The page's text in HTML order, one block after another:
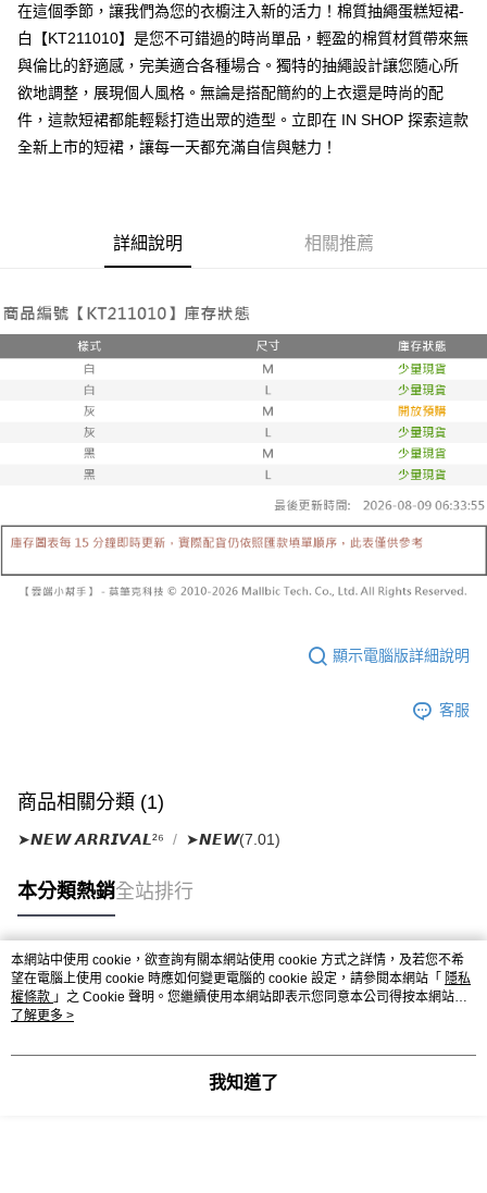
2.付款方式選擇「大哥付你分期」，訂單成立後會自動跳轉到大哥付的交易
流程，驗證手機門號後，選擇欲分期的期數、繳款截止日，確認付款後即完
成交易。
3.實際核准額度、可分期數及費用金額請依後續交易確認頁面所載為準。
4.訂單成立30分鐘內，如未前往確認交易或遇審核未通過，訂單將自動取
法說明評估內容。
【繳款方式說明】
用戶於交易時，得透過本服務購買商品或服務，並由商店將買賣／分期付款
買賣價金債權讓與本公司後，依約使用本公司帳單繳交帳款。
2.基於同意付款使用「大哥付你分期」之契約關係目的，商店將以您的個人
資料（包含姓名、電話或地址）提供予台灣大哥大進項蒐集、處理及利用，
由本公司與您本人進行分期帳單所需資料之確認、核對及更正。
相關說明
【關於「AFTEE先享後付」】
AFTEE先享後付是「在收到商品之後才付款」的支付方式。 讓您購物簡單
便利好安心！
１．簡單：不需註冊會員、不需綁卡、不需儲值。
２．便利：只要手機號碼，簡訊認證，即可結帳。
２．訂單成立數日內，您將收到繳費通知簡訊。
３．收到繳費通知簡訊後14天內，點擊此簡訊中的連結，可透過四大超商／
ATM／網路銀行／等多元方式進行付款，方視為交易完成。
購買商品的店家。未經商家同意取消之訂單仍視為有效，需透過AFTEE先享
後付繳納相關費用。
※ 交易是否成功請以「AFTEE先享後付 」之結帳頁面顯示為準，若有關於
是否繳費成功／繳費後需取消欲退款等相關疑問，請聯繫「AFTEE先享後付
客戶支援中心」
https://netprotections.freshdesk.com/support/home
【注意事項】
１．透過由恩沛科技股份有限公司提供之「AFTEE先享後付」服務完成之交
易，需依本服務之必要範圍內提供個人資料，並將交易相關給付款項請求債
２．關於個人資料處理事宜，請瀏覽以下網址：
https://aftee.tw/terms/#terms3
３．未成年的使用者請事先徵得法定代理人或監護人之同意方可使用
任。
５．嚴禁一人註冊多個帳號或使用他人資訊註冊。若發現惡意使用之情形，
全家取貨付款
每筆NT$60，滿NT$1,600(含以上)免運費
每筆NT$10,000
已關閉，請勿下單(付取)
每筆NT$10,000
7-11取貨付款
每筆NT$60，滿NT$1,800(含以上)免運費
每筆NT$100，滿NT$2,500(含以上)免運費
在這個季節，讓我們為您的衣櫥注入新的活力！棉質抽繩蛋糕短裙-
白【KT211010】是您不可錯過的時尚單品，輕盈的棉質材質帶來無
與倫比的舒適感，完美適合各種場合。獨特的抽繩設計讓您隨心所
欲地調整，展現個人風格。無論是搭配簡約的上衣還是時尚的配
件，這款短裙都能輕鬆打造出眾的造型。立即在 IN SHOP 探索這款
全新上市的短裙，讓每一天都充滿自信與魅力！
詳細說明 相關推薦
顯示電腦版詳細說明
客服
商品相關分類 (1)
➤𝙉𝙀𝙒 𝘼𝙍𝙍𝙄𝙑𝘼𝙇²⁶ ➤𝙉𝙀𝙒(7.01)
本分類熱銷全站排行
熱門標籤
本網站中使用 cookie，欲查詢有關本網站使用 cookie 方式之詳情，及若您不希
望在電腦上使用 cookie 時應如何變更電腦的 cookie 設定，請參閱本網站「 隱私
權條款 」之 Cookie 聲明。您繼續使用本網站即表示您同意本公司得按本網站使
用條款之 Cookie 聲明使用 cookie。
了解更多 >
我知道了